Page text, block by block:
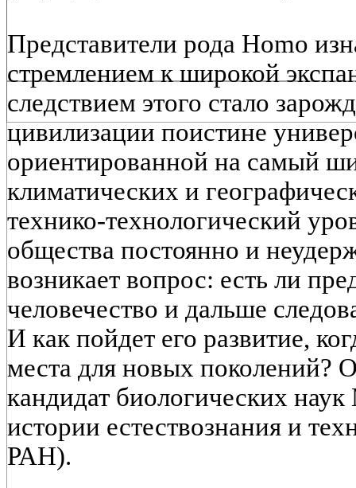
Представители рода Homo
стремлением к широкой
следствием этого стало
цивилизации поистине
ориентированной на самый
климатических и
технико-технологический
общества постоянно и
возникает вопрос: есть ли
человечество и дальше
И как пойдет его развитие,
места для новых поколений?
кандидат биологических
истории естествознания и
РАН).